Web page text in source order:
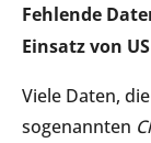
Fehlende
Einsatz von
Viele Daten,
sogenannten